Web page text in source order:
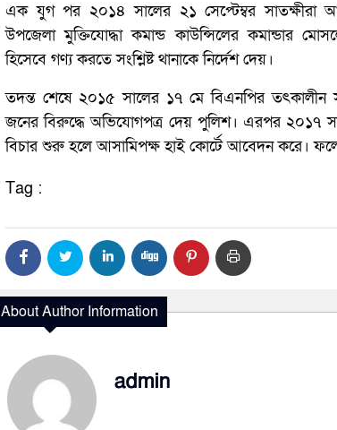
এক যুগ পর ২০১৪ সালের ২১ সেপ্টেম্বর সাতক্ষীরা
উপজেলা মুক্তিযোদ্ধা কমান্ড কাউন্সিলের কমান্ডার
হিসেবে গণ্য করতে সংশ্লিষ্ট থানাকে নির্দেশ দেয়।
তদন্ত শেষে ২০১৫ সালের ১৭ মে বিএনপির
জনের বিরুদ্ধে অভিযোগপত্র দেয় পুলিশ। এরপর ২০১৭
বিচার শুরু হলে আসামিপক্ষ হাই কোর্টে আবেদন করে।
Tag :
About Author Information
admin